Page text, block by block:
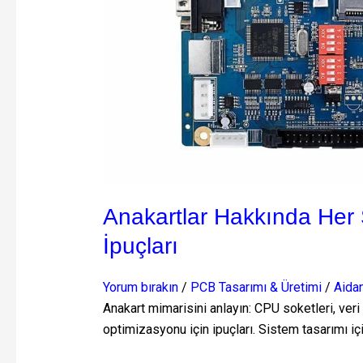
Anakartlar Hakkında Her
İpuçları
Yorum bırakın / PCB Tasarımı & Üretimi/
Anakart mimarisini anlayın: CPU soketleri,
optimizasyonu için ipuçları. Sistem tasarımı